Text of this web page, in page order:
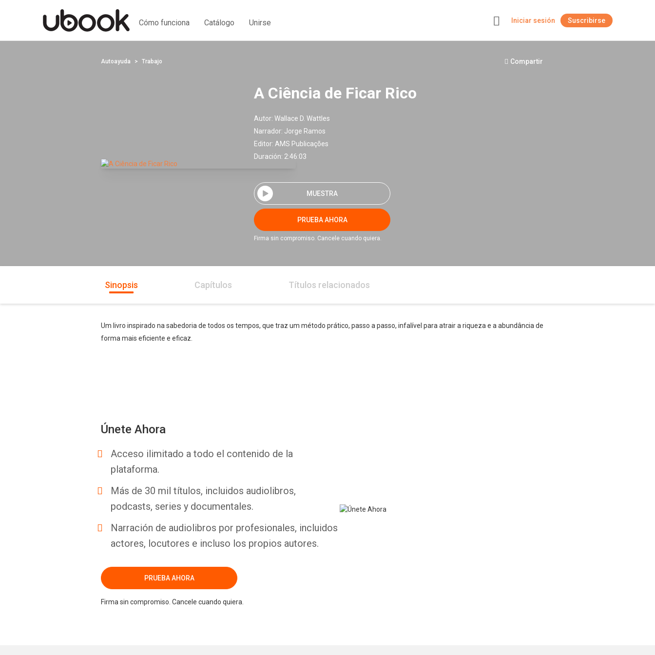
Cómo funciona Catálogo Unirse Iniciar sesión Suscribirse
Autoayuda Trabajo Compartir
A Ciência de Ficar Rico
Autor: Wallace D. Wattles
Narrador: Jorge Ramos
Editor: AMS Publicações
Duración: 2:46:03
MUESTRA
PRUEBA AHORA
Firma sin compromiso. Cancele cuando quiera.
Sinopsis Capítulos Títulos relacionados
Um livro inspirado na sabedoria de todos os tempos, que traz um método prático, passo a passo, infalível para atrair a riqueza e a abundância de
forma mais eficiente e eficaz.
Únete Ahora
Acceso ilimitado a todo el contenido de la
plataforma.
Más de 30 mil títulos, incluidos audiolibros,
podcasts, series y documentales.
Narración de audiolibros por profesionales, incluidos
actores, locutores e incluso los propios autores.
PRUEBA AHORA
Firma sin compromiso. Cancele cuando quiera.